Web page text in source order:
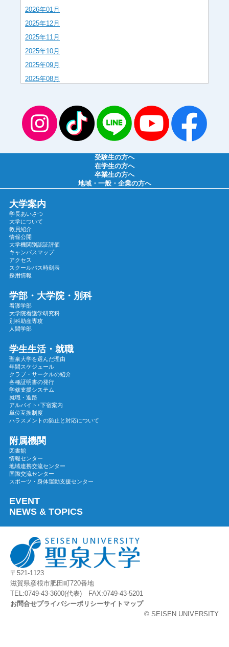
2026年01月
2025年12月
2025年11月
2025年10月
2025年09月
2025年08月
2025年06月
2025年05月
2025年04月
2024年12月
2024年11月
2024年10月
2024年09月
2024年08月
2024年07月
2024年06月
2024年04月
2024年03月
2024年02月
2023年12月
2023年11月
2023年10月
2023年09月
2023年08月
2023年07月
2023年06月
2023年05月
2023年04月
2023年03月
2023年01月
2022年11月
2022年10月
2022年09月
2022年08月
2022年07月
2022年06月
受験生の方へ
在学生の方へ
卒業生の方へ
地域・一般・企業の方へ
大学案内
学長あいさつ
大学について
教員紹介
情報公開
大学機関別認証評価
キャンパスマップ
アクセス
スクールバス時刻表
採用情報
学部・大学院・別科
看護学部
大学院看護学研究科
別科助産専攻
人間学部
学生生活・就職
聖泉大学を選んだ理由
年間スケジュール
クラブ・サークルの紹介
各種証明書の発行
学修支援システム
就職・進路
アルバイト･下宿案内
単位互換制度
ハラスメントの防止と対応について
附属機関
図書館
情報センター
地域連携交流センター
国際交流センター
スポーツ・身体運動支援センター
EVENT
NEWS & TOPICS
〒521-1123
滋賀県彦根市肥田町720番地
TEL:0749-43-3600(代表) FAX:0749-43-5201
お問合せプライバシーポリシーサイトマップ
© SEISEN UNIVERSITY